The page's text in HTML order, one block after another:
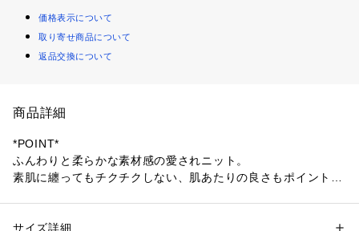
価格表示について
取り寄せ商品について
返品交換について
商品詳細
*POINT*
ふんわりと柔らかな素材感の愛されニット。
素肌に纏ってもチクチクしない、肌あたりの良さもポイント。
フォックスとラクーンウールを混紡し、素材の質感に拘った獣
サイズ詳細